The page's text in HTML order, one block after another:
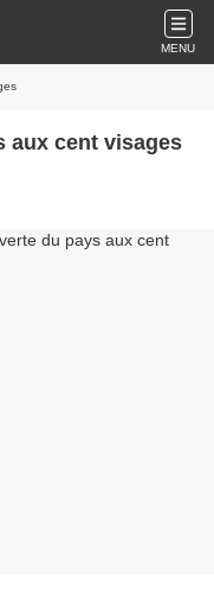
MENU
aux cent visages